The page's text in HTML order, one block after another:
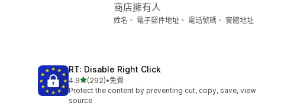
商店擁有人
姓名、 電子郵件地址、 電話號碼、 實體地址
RT: Disable Right Click
4.9滿分 5 顆星
(292)
共有 292 則評價
•免費
Protect the content by preventing cut, copy, save, view
source